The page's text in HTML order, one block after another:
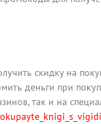
скидку на
деньги при
так и на